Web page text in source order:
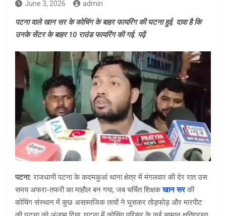
June 3, 2026 admin
पटना वाले खान सर के कोचिंग के बाहर फायरिंग की घटना हुई. दावा है कि
उनके सेंटर के बाहर 10 राउंड फायरिंग की गई. पढ़ें
पटना: राजधानी पटना के कदमकुआं थाना क्षेत्र में मंगलवार की देर रात उस
समय अफरा-तफरी का माहौल बन गया, जब चर्चित शिक्षकखान सरकी
कोचिंग संस्थान में कुछ असामाजिक तत्वों ने घुसकर तोड़फोड़ और मारपीट